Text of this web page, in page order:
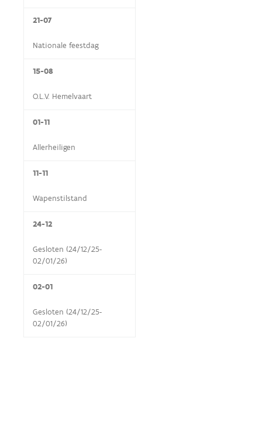
21-07
Nationale feestdag
15-08
O.L.V. Hemelvaart
01-11
Allerheiligen
11-11
Wapenstilstand
24-12
Gesloten (24/12/25-
02/01/26)
02-01
Gesloten (24/12/25-
02/01/26)